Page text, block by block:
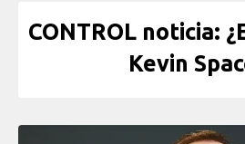
CONTROL noticia:
Kevin